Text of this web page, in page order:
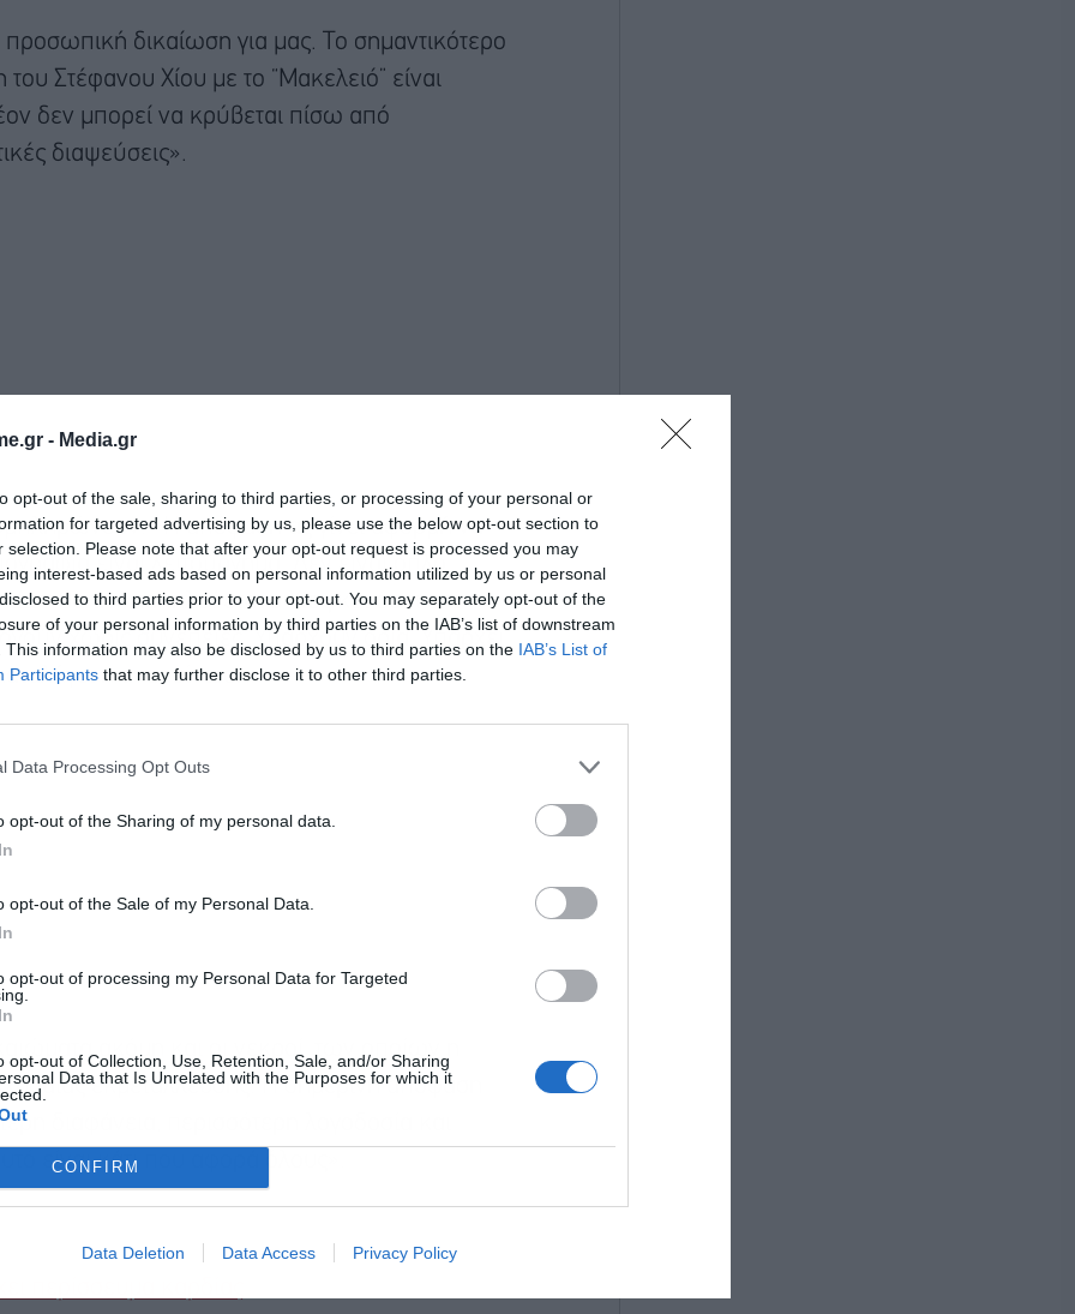
- Media.gr
opt-out of the sale, sharing to third parties, or processing of your personal or
for targeted advertising by us, please use the below opt-out section to
selection. Please note that after your opt-out request is processed you may
interest-based ads based on personal information utilized by us or personal
to third parties prior to your opt-out. You may separately opt-out of the
of your personal information by third parties on the IAB’s list of downstream
This information may also be disclosed by us to third parties on the IAB’s List of
Participants that may further disclose it to other third parties.
Data Processing Opt Outs
opt-out of the Sharing of my personal data.
opt-out of the Sale of my Personal Data.
opt-out of processing my Personal Data for Targeted
opt-out of Collection, Use, Retention, Sale, and/or Sharing
Data that Is Unrelated with the Purposes for which it
CONFIRM
Data Deletion Data Access Privacy Policy
δικαίωση για μας. Το σημαντικότερο
του Στέφανου Χίου με το “Μακελειό” είναι
δεν μπορεί να κρύβεται πίσω από
διαψεύσεις».
«Η απόφαση ας γίνει αφορμή να
είναι λειτούργημα. Δεν είναι όπλο
θα την καπηλεύεται ο Χίος και όσοι επί
χωρίς συνέπειες. Υπάρχουν όρια. Υπάρχει
η ανακοίνωση:
ακόμη και οι νεκροί, των οποίων η
χυδαίας εκμετάλλευσης. Η σημερινή απόφαση
διαφάνεια, περισσότερη λογοδοσία και
είναι κάτι που αφορά όλους».
περίσσευμα καρδίας